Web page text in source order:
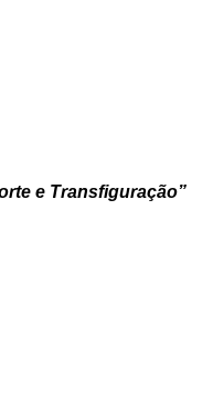
e Transfiguração”